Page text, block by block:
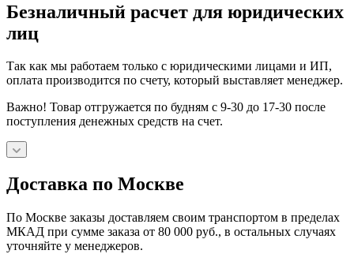
Безналичный расчет для юридических
лиц
Так как мы работаем только с юридическими лицами и ИП,
оплата производится по счету, который выставляет менеджер.
Важно! Товар отгружается по будням с 9-30 до 17-30 после
поступления денежных средств на счет.
Доставка по Москве
По Москве заказы доставляем своим транспортом в пределах
МКАД при сумме заказа от 80 000 руб., в остальных случаях
уточняйте у менеджеров.